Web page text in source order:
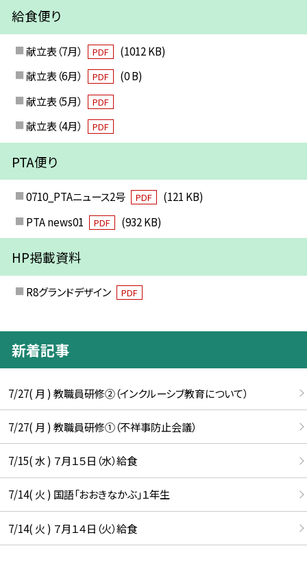
給食便り
献立表（7月） PDF
(1012 KB)
献立表（6月）
PDF
(0 B)
献立表（5月）
PDF
献立表（4月） PDF
PTA便り
0710_PTAニュース2号 PDF
(121 KB)
PTA news01
PDF (932 KB)
HP掲載資料
R8グランドデザイン PDF
新着記事
7/27( 月 ) 教職員研修②（インクルーシブ教育について）
7/27( 月 ) 教職員研修①（不祥事防止会議）
7/15( 水 ) ７月１５日（水）給食
7/14( 火 ) 国語「おおきなかぶ」１年生
7/14( 火 ) ７月１４日（火）給食